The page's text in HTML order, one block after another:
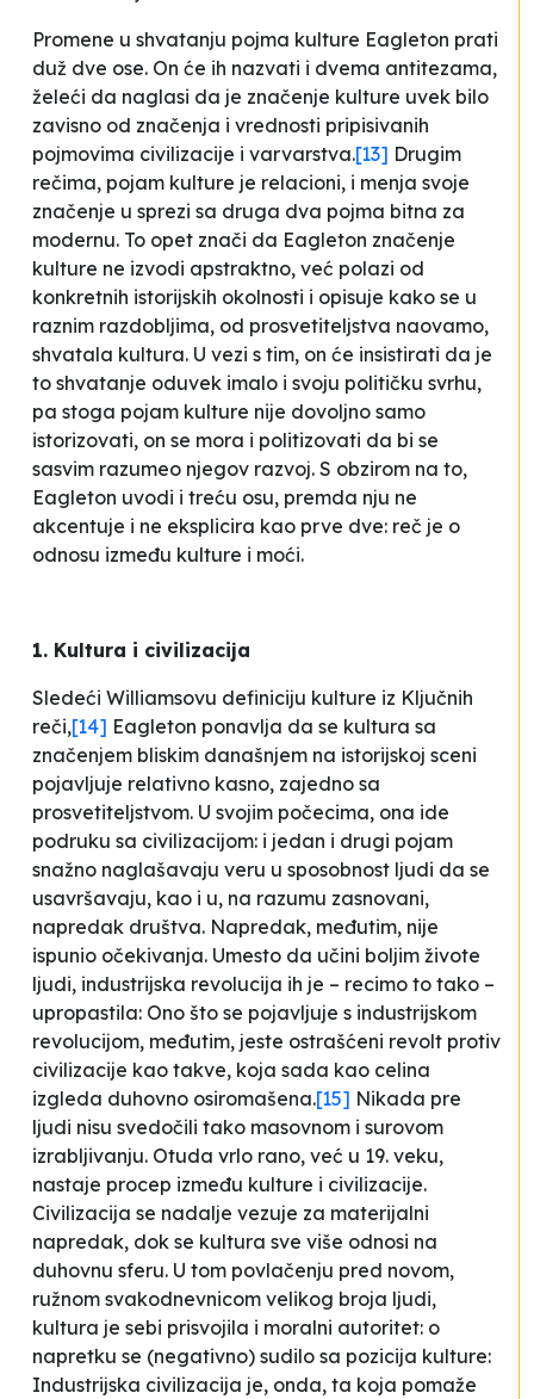
Promene u shvatanju pojma kulture Eagleton prati
duž dve ose. On će ih nazvati i dvema antitezama,
želeći da naglasi da je značenje kulture uvek bilo
zavisno od značenja i vrednosti pripisivanih
pojmovima civilizacije i varvarstva.[13] Drugim
rečima, pojam kulture je relacioni, i menja svoje
značenje u sprezi sa druga dva pojma bitna za
modernu. To opet znači da Eagleton značenje
kulture ne izvodi apstraktno, već polazi od
konkretnih istorijskih okolnosti i opisuje kako se u
raznim razdobljima, od prosvetiteljstva naovamo,
shvatala kultura. U vezi s tim, on će insistirati da je
to shvatanje oduvek imalo i svoju političku svrhu,
pa stoga pojam kulture nije dovoljno samo
istorizovati, on se mora i politizovati da bi se
sasvim razumeo njegov razvoj. S obzirom na to,
Eagleton uvodi i treću osu, premda nju ne
akcentuje i ne eksplicira kao prve dve: reč je o
odnosu između kulture i moći.
1. Kultura i civilizacija
Sledeći Williamsovu definiciju kulture iz Ključnih
reči,[14] Eagleton ponavlja da se kultura sa
značenjem bliskim današnjem na istorijskoj sceni
pojavljuje relativno kasno, zajedno sa
prosvetiteljstvom. U svojim počecima, ona ide
podruku sa civilizacijom: i jedan i drugi pojam
snažno naglašavaju veru u sposobnost ljudi da se
usavršavaju, kao i u, na razumu zasnovani,
napredak društva. Napredak, međutim, nije
ispunio očekivanja. Umesto da učini boljim živote
ljudi, industrijska revolucija ih je – recimo to tako –
upropastila: Ono što se pojavljuje s industrijskom
revolucijom, međutim, jeste ostrašćeni revolt protiv
civilizacije kao takve, koja sada kao celina
izgleda duhovno osiromašena.[15] Nikada pre
ljudi nisu svedočili tako masovnom i surovom
izrabljivanju. Otuda vrlo rano, već u 19. veku,
nastaje procep između kulture i civilizacije.
Civilizacija se nadalje vezuje za materijalni
napredak, dok se kultura sve više odnosi na
duhovnu sferu. U tom povlačenju pred novom,
ružnom svakodnevnicom velikog broja ljudi,
kultura je sebi prisvojila i moralni autoritet: o
napretku se (negativno) sudilo sa pozicija kulture:
Industrijska civilizacija je, onda, ta koja pomaže